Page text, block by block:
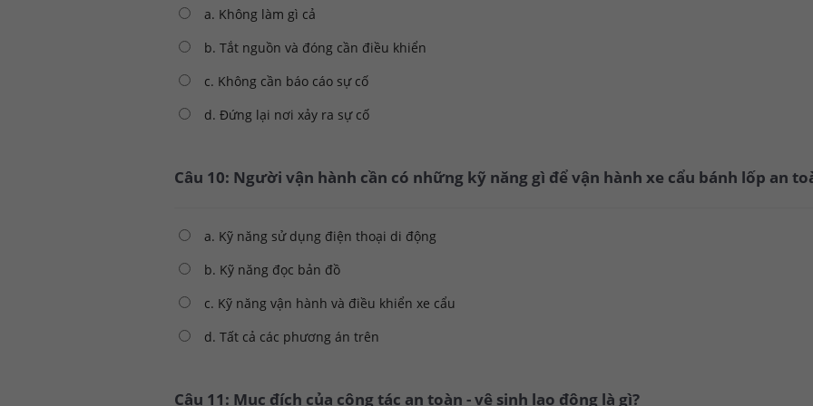
a. Không làm gì cả
b. Tắt nguồn và đóng cần điều khiển
c. Không cần báo cáo sự cố
d. Đứng lại nơi xảy ra sự cố
Câu 10: Người vận hành cần có những kỹ năng gì để vận hành xe cẩu bánh lốp an
a. Kỹ năng sử dụng điện thoại di động
b. Kỹ năng đọc bản đồ
c. Kỹ năng vận hành và điều khiển xe cẩu
d. Tất cả các phương án trên
Câu 11: Mục đích của công tác an toàn - vệ sinh lao động là gì?